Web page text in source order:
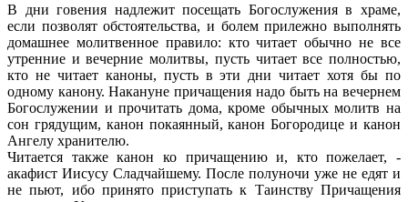
В дни говения надлежит посещать Богослужения в храме,
если позволят обстоятельства, и болем прилежно выполнять
домашнее молитвенное правило: кто читает обычно не все
утренние и вечерние молитвы, пусть читает все полностью,
кто не читает каноны, пусть в эти дни читает хотя бы по
одному канону. Накануне причащения надо быть на вечернем
Богослужении и прочитать дома, кроме обычных молитв на
сон грядущим, канон покаянный, канон Богородице и канон
Ангелу хранителю.
Читается также канон ко причащению и, кто пожелает, -
акафист Иисусу Сладчайшему. После полуночи уже не едят и
не пьют, ибо принято приступать к Таинству Причащения